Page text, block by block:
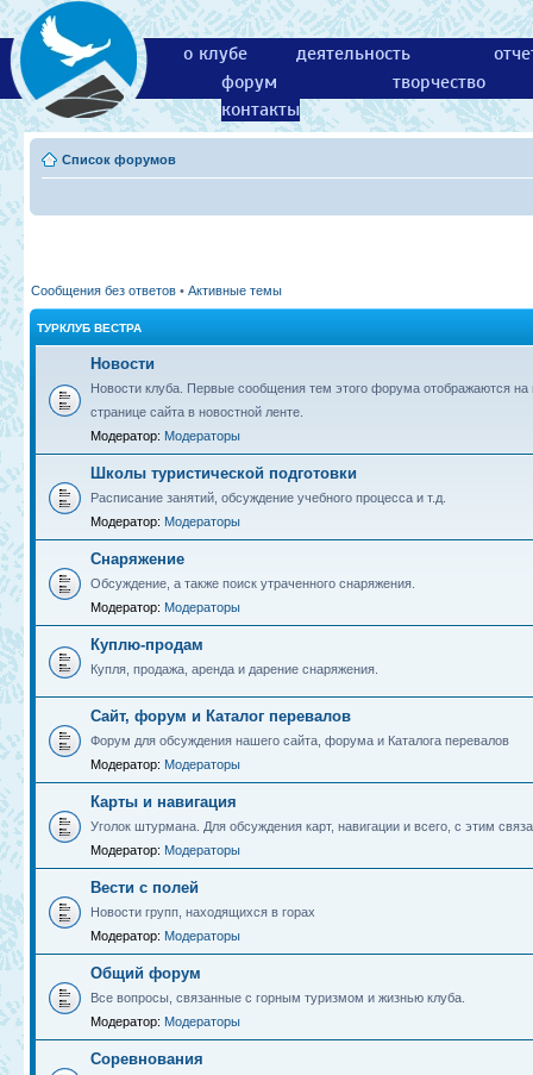
о клубе деятельность
форум
творчество
контакты
Список форумов
Сообщения без ответов • Активные темы
ТУРКЛУБ ВЕСТРА
Новости
Новости клуба. Первые сообщения тем этого форума отображаются на
странице сайта в новостной ленте.
Модератор: Модераторы
Школы туристической подготовки
Расписание занятий, обсуждение учебного процесса и т.д.
Модератор: Модераторы
Снаряжение
Обсуждение, а также поиск утраченного снаряжения.
Модератор: Модераторы
Куплю-продам
Купля, продажа, аренда и дарение снаряжения.
Сайт, форум и Каталог перевалов
Форум для обсуждения нашего сайта, форума и Каталога перевалов
Модератор: Модераторы
Карты и навигация
Уголок штурмана. Для обсуждения карт, навигации и всего, с этим
Модератор: Модераторы
Вести с полей
Новости групп, находящихся в горах
Модератор: Модераторы
Общий форум
Все вопросы, связанные с горным туризмом и жизнью клуба.
Модератор: Модераторы
Соревнования